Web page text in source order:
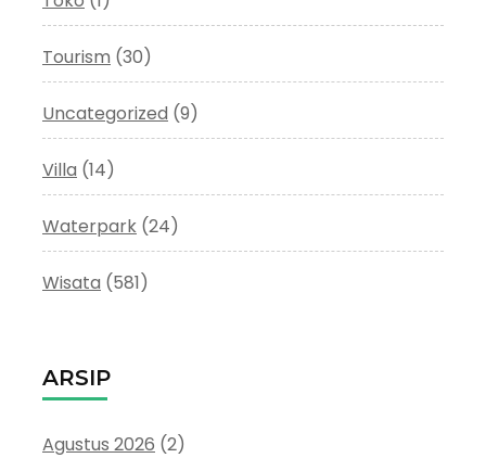
Tourism (30)
Uncategorized (9)
Villa (14)
Waterpark (24)
Wisata (581)
ARSIP
Agustus 2026 (2)